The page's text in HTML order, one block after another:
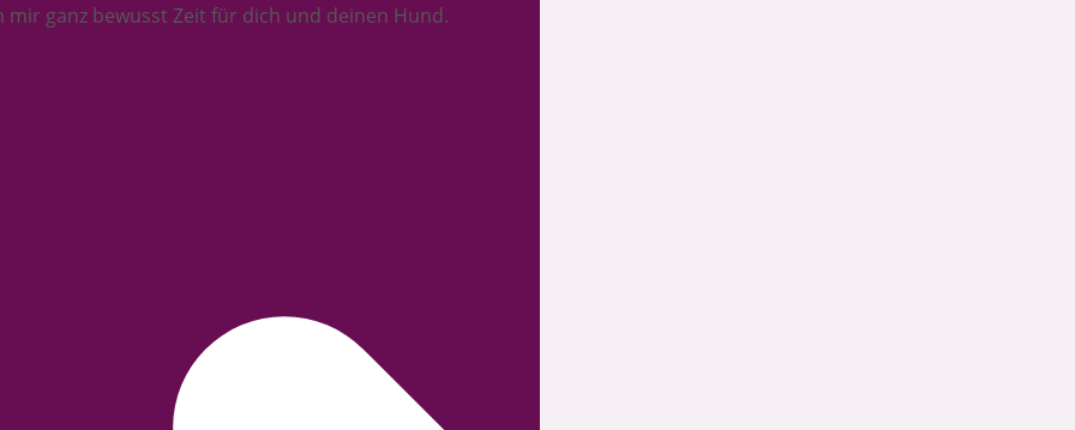
ganz bewusst Zeit für dich und deinen Hund.